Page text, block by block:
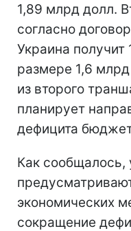
1,89 млрд долл.
согласно
Украина получит
размере 1,6
из второго
планирует
дефицита
Как сообщалось,
экономических
сокращение